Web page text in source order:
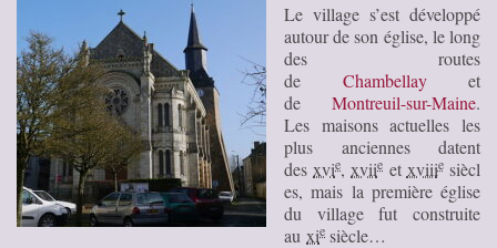
Le village s’est développé
autour de son église, le long
des routes
de Chambellayet
de Montreuil-sur-Maine.
Les maisons actuelles les
plus anciennes datent
desxvie,xviie et xviiiesiècl
es, mais la première église
du village fut construite
au xie siècle…